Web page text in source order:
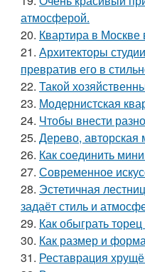
атмосферой.
20. Квартира в Москве
21. Архитекторы
превратив его в
22. Такой
23. Модернистская
24. Чтобы внести
25. Дерево, авторская
26. Как соединить
27. Современное
28. Эстетичная
задаёт стиль и
29. Как обыграть
30. Как размер и
31. Реставрация